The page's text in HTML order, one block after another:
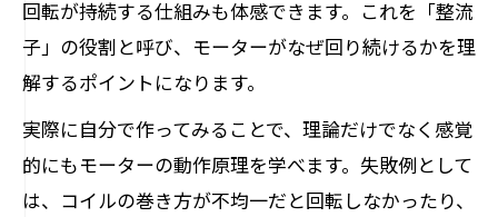
回転が持続する仕組みも体感できます。これを「整流
子」の役割と呼び、モーターがなぜ回り続けるかを理
解するポイントになります。
実際に自分で作ってみることで、理論だけでなく感覚
的にもモーターの動作原理を学べます。失敗例として
は、コイルの巻き方が不均一だと回転しなかったり、